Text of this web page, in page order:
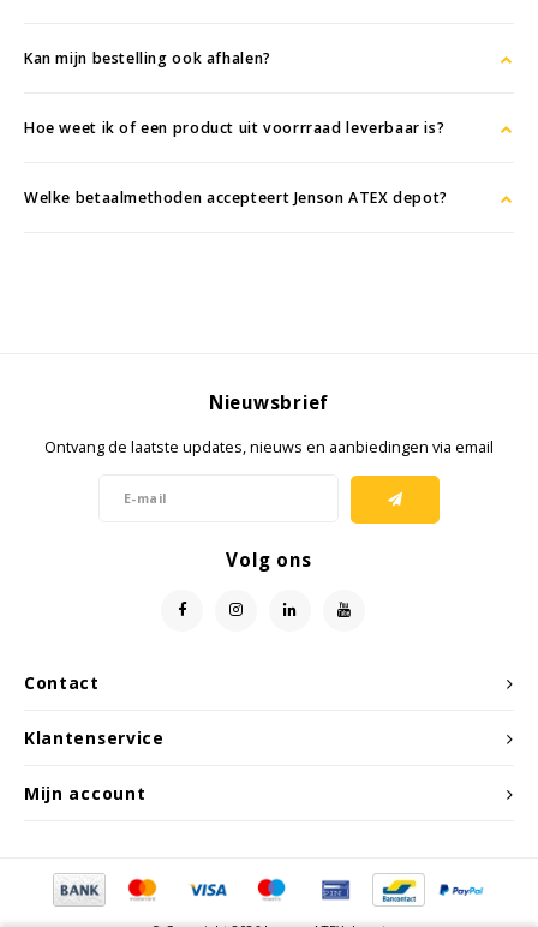
Kan mijn bestelling ook afhalen?
Hoe weet ik of een product uit voorrraad leverbaar is?
Welke betaalmethoden accepteert Jenson ATEX depot?
Contact
Nieuwsbrief
Ontvang de laatste updates, nieuws en aanbiedingen via email
Volg ons
Klantenservice
Mijn account